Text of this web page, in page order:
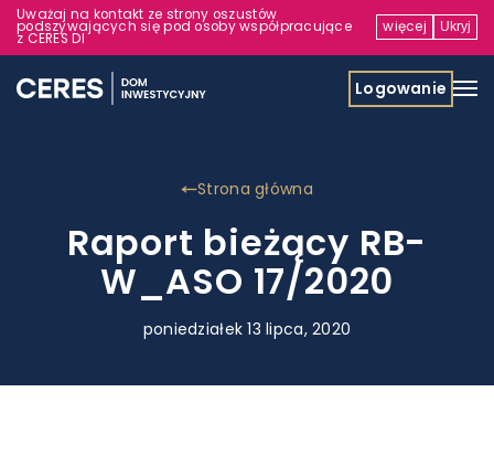
Uważaj na kontakt ze strony oszustów
podszywających się pod osoby współpracujące
z CERES DI
więcej Ukryj
Logowanie
Strona główna
Raport bieżący RB-
W_ASO 17/2020
poniedziałek 13 lipca, 2020